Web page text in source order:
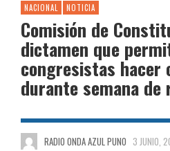
NACIONAL NOTICIA
Comisión de
dictamen que
congresistas hacer
durante semana de
RADIO ONDA AZUL PUNO 3 JUNIO,